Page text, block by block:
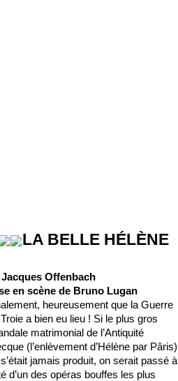
LA BELLE HÉLÈNE
Jacques Offenbach
en scène de Bruno Lugan
heureusement que la Guerre
a bien eu lieu ! Si le plus gros
matrimonial de l’Antiquité
(l’enlèvement d’Hélène par Pâris)
jamais produit, on serait passé à
d’un des opéras bouffes les plus